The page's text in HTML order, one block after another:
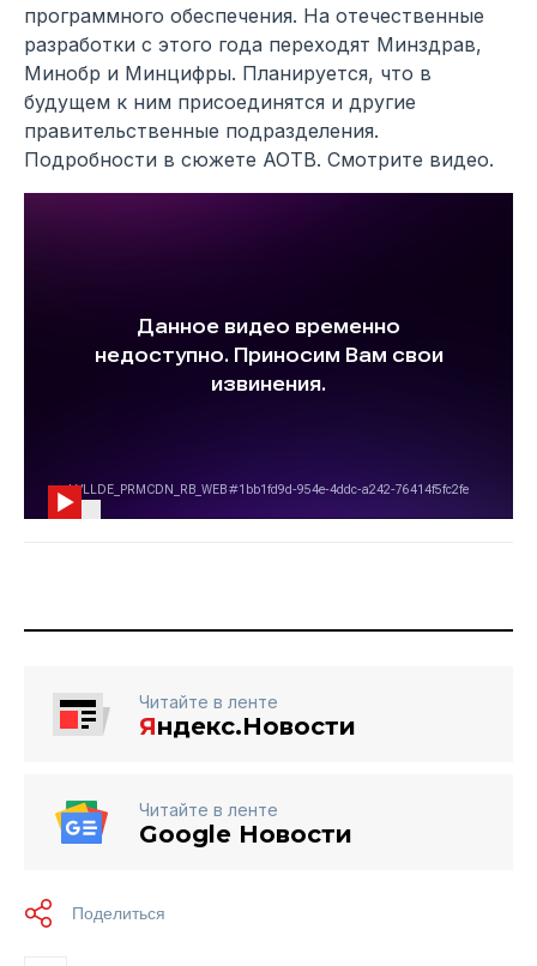
программного обеспечения. На отечественные
разработки с этого года переходят Минздрав,
Минобр и Минцифры. Планируется, что в
будущем к ним присоединятся и другие
правительственные подразделения.
Подробности в сюжете АОТВ. Смотрите видео.
Читайте в ленте
Яндекс.Новости
Читайте в ленте
Google Новости